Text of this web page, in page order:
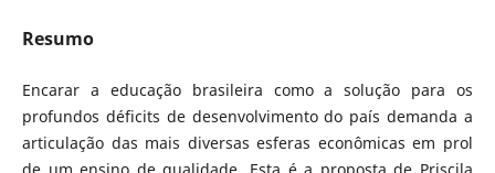
Resumo
Encarar a educação brasileira como a solução para os
profundos déficits de desenvolvimento do país demanda a
articulação das mais diversas esferas econômicas em prol